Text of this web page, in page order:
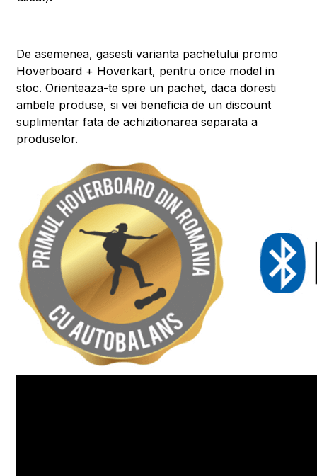
De asemenea, gasesti varianta pachetului promo
Hoverboard + Hoverkart, pentru orice model in
stoc. Orienteaza-te spre un pachet, daca doresti
ambele produse, si vei beneficia de un discount
suplimentar fata de achizitionarea separata a
produselor.